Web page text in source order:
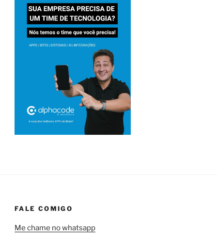
FALE COMIGO
Me chame no whatsapp